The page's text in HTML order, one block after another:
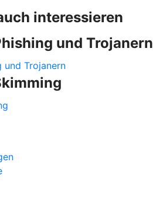
interessieren
und Trojanern
und Trojanern